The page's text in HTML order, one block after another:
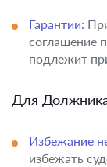
Гарантии:
соглашение
подлежит
Для
Избежание
избежать